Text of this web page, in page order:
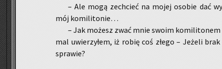
– Ale mogą ze­chcieć na mojej oso­bie dać
mój ko­mi­li­to­nie…
– Jak mo­żesz zwać mnie swoim
mal uwie­rzy­łem, iż robię coś złego – Je­że­li
spra­wie?